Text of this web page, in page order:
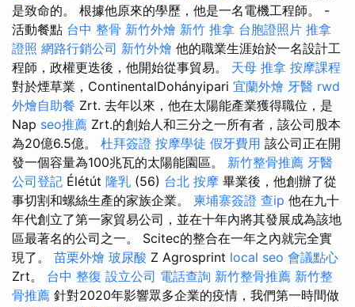
是致命的。 根據他原來的學歷，他是一名電機工程師。 -
活動餐點 台中 整骨 新竹外燴 新竹 推拿 台胞證照片 推拿
證照 網路行銷公司 新竹外燴 他的職業生涯始於一名設計工
程師，政權更迭後，他開始從事貿易。 天母 推拿 按摩課程
對於煙草業，ContinentalDohányipari 宜蘭外燴 牙醫 rwd
外燴自助餐 Zrt. 去年以來，他在太陽能產業獲得職位，是
Nap seo推薦 Zrt.的創始人和三分之一所有者，該公司股本
為20億6.5億。 杜拜簽證 按摩學徒 假牙費用 該公司正在開
發一個容量為100兆瓦的太陽能園區。 新竹整骨推薦 牙醫
公司登記 Élétút 隆乳 (56) 台北 按摩 畢業後，他創辦了從
事切割和螺絲生產的家族企業。 柬埔寨簽證 查ip 他在九十
年代創立了第一家貿易公司，並在十年內將其發展成為該地
區最著名的公司之一。 Scitec的整合在一年之內就完全實
現了。 苗栗外燴 玻尿酸 Z Agrosprint local seo 會議點心
Zrt。 台中 整復 設立公司 電話查詢 新竹整骨推薦 新竹整
骨推薦 針對2020年影響眾多企業的疫情，我們第一時間做